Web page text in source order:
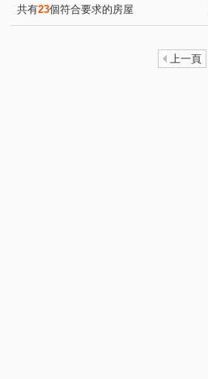
共有23個符合要求的房屋
上一頁